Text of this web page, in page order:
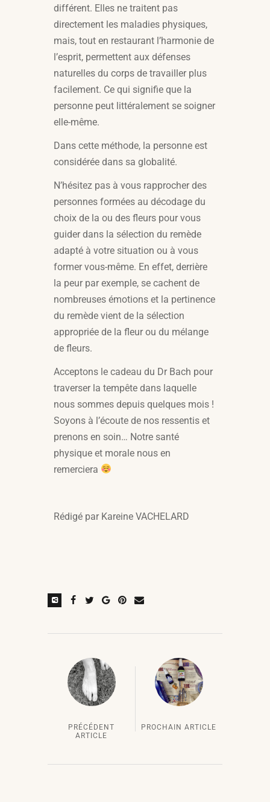
différent. Elles ne traitent pas
directement les maladies physiques,
mais, tout en restaurant l’harmonie de
l’esprit, permettent aux défenses
naturelles du corps de travailler plus
facilement. Ce qui signifie que la
personne peut littéralement se soigner
elle-même.
Dans cette méthode, la personne est
considérée dans sa globalité.
N’hésitez pas à vous rapprocher des
personnes formées au décodage du
choix de la ou des fleurs pour vous
guider dans la sélection du remède
adapté à votre situation ou à vous
former vous-même. En effet, derrière
la peur par exemple, se cachent de
nombreuses émotions et la pertinence
du remède vient de la sélection
appropriée de la fleur ou du mélange
de fleurs.
Acceptons le cadeau du Dr Bach pour
traverser la tempête dans laquelle
nous sommes depuis quelques mois !
Soyons à l’écoute de nos ressentis et
prenons en soin… Notre santé
physique et morale nous en
remerciera
Rédigé par Kareine VACHELARD
PRÉCÉDENT
ARTICLE
PROCHAIN ARTICLE